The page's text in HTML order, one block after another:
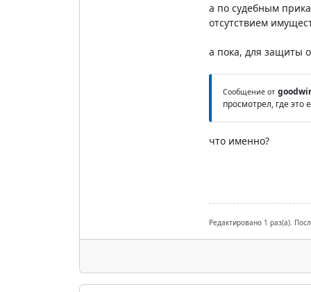
а по судебным
отсутствием
а пока, для защиты
Сообщение от
просмотрел, где это
что именно?
Редактировано 1 раз(а).